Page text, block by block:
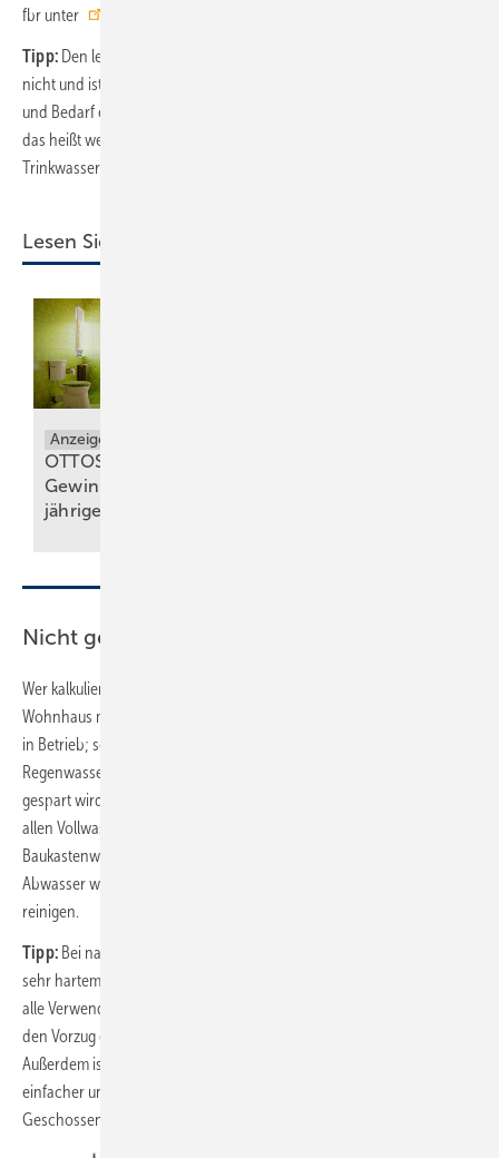
fbr unter
Tipp: Den letzten Tropfen von Starkregenfällen zu sammeln gelingt
nicht und ist ökonomisch nicht sinnvoll. Anzustreben ist, dass Ertrag
und Bedarf etwa gleich groß sind. Dann ist der Nutzungsgrad optimal,
das heißt wenig Regenwasser geht in den Überlauf und wenig
Trinkwasser muss nachgespeist werden.
Lesen Sie auch:
Anzeige
OTTOSEAL® S 100:
Gewinnspiel zum 50-
jährigen
Nicht genug Regenertrag?
Wer kalkuliert, stellt schnell fest, dass die Toilettenspülung im
Wohnhaus mehr Trinkwasser spart als der Hausgarten, weil ganzjährig
in Betrieb; so auch die Waschmaschine, bei der im
Regenwasserbetrieb noch zusätzlich Waschmittel und damit Geld
gespart wird. Denn das weiche Niederschlagswasser ermöglicht bei
allen Vollwaschmitteln die Minimaldosierung und bei
Baukastenwaschmitteln das Weglassen des Enthärters. Damit wird das
Abwasser weniger mit Tensiden belastet, die Kläranlage muss weniger
reinigen.
Tipp: Bei nachträglicher Installation der Regenwassertechnik und
sehr hartem Trinkwasser, falls nicht genug Niederschlagswasser für
alle Verwendungszwecke zur Verfügung steht, der Waschmaschine
den Vorzug geben. Neben Wasser wird dabei viel Waschmittel gespart.
Außerdem ist der Anschluss an das separate Leitungsnetz meist
einfacher und kürzer als bei den Spülkästen der Toiletten in mehreren
Geschossen des Hauses.